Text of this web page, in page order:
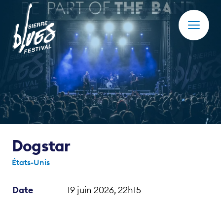
Actualités
Photos
Cashless
Club des Amis
Festival
Dogstar
États-Unis
Date 19 juin 2026, 22h15